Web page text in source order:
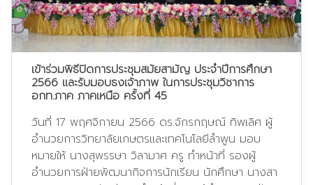
เข้าร่วมพิธีปิดการประชุมสมัยสามัญ ประจำปีการศึกษา
2566 และรับมอบธงเจ้าภาพ ในการประชุมวิชาการ
อกท.ภาค ภาคเหนือ ครั้งที่ 45
วันที่ 17 พฤศจิกายน 2566 ดร.จักรกฤษณ์ ทิพเลิศ ผู้
อำนวยการวิทยาลัยเกษตรและเทคโนโลยีลำพูน มอบ
หมายให้ นางสุพรรษา วิลามาศ ครู ทำหน้าที่ รองผู้
อำนวยการฝ่ายพัฒนากิจการนักเรียน นักศึกษา นางสา